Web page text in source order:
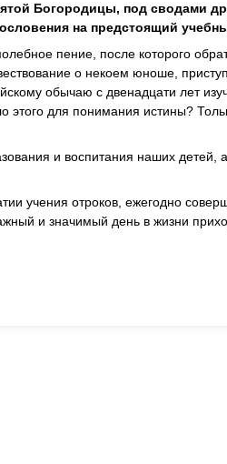
Богородицы, под сводами
на предстоящий
пение, после которого
о некоем юноше,
обычаю с двенадцати лет
для понимания истины?
и воспитания наших детей,
учения отроков, ежегодно
и значимый день в жизни